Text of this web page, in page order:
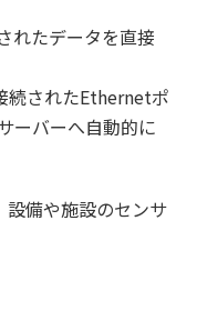
れたデータを直接
続されたEthernetポ
ーバーへ自動的に
設備や施設のセンサ